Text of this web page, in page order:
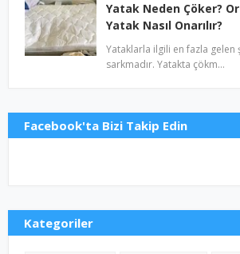
Yatak Neden Çöker?
Yatak Nasıl Onarılır?
Yataklarla ilgili en fazla gelen
sarkmadır. Yatakta çökm…
Facebook'ta Bizi Takip Edin
Kategoriler